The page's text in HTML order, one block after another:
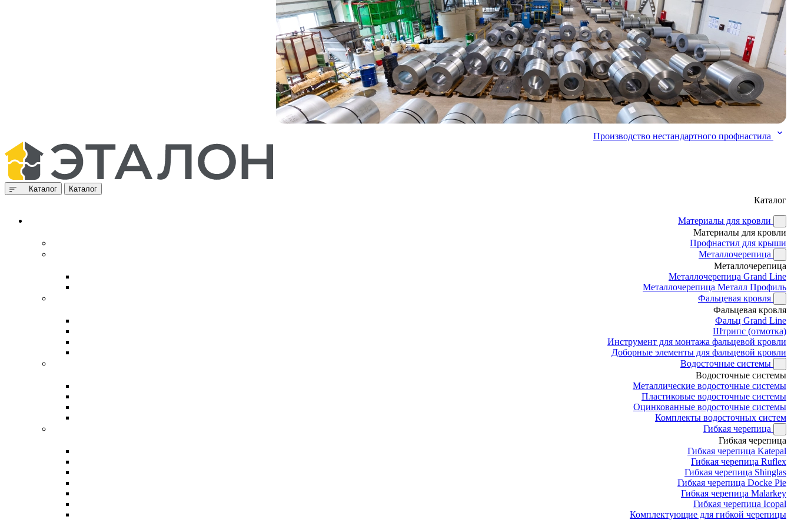
Производство нестандартного профнастила
Каталог Каталог
Каталог
Материалы для кровли
Материалы для кровли
Профнастил для крыши
Металлочерепица
Металлочерепица
Металлочерепица Grand Line
Металлочерепица Металл Профиль
Фальцевая кровля
Фальцевая кровля
Фальц Grand Line
Штрипс (отмотка)
Инструмент для монтажа фальцевой кровли
Доборные элементы для фальцевой кровли
Водосточные системы
Водосточные системы
Металлические водосточные системы
Пластиковые водосточные системы
Оцинкованные водосточные системы
Комплекты водосточных систем
Гибкая черепица
Гибкая черепица
Гибкая черепица Katepal
Гибкая черепица Ruflex
Гибкая черепица Shinglas
Гибкая черепица Docke Pie
Гибкая черепица Malarkey
Гибкая черепица Icopal
Комплектующие для гибкой черепицы